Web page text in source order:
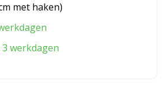
met haken)
werkdagen